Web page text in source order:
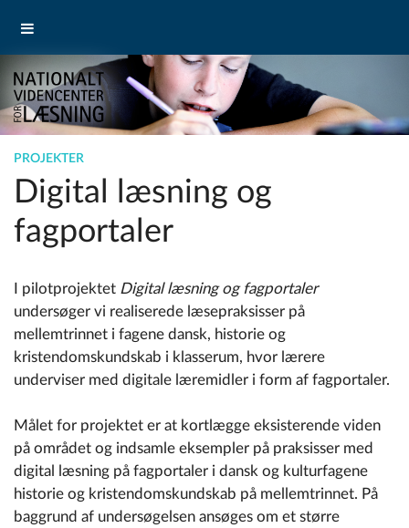
PROJEKTER
Digital læsning og
fagportaler
I pilotprojektet Digital læsning og fagportaler
undersøger vi realiserede læsepraksisser på
mellemtrinnet i fagene dansk, historie og
kristendomskundskab i klasserum, hvor lærere
underviser med digitale læremidler i form af fagportaler.
Målet for projektet er at kortlægge eksisterende viden
på området og indsamle eksempler på praksisser med
digital læsning på fagportaler i dansk og kulturfagene
historie og kristendomskundskab på mellemtrinnet. På
baggrund af undersøgelsen ansøges om et større